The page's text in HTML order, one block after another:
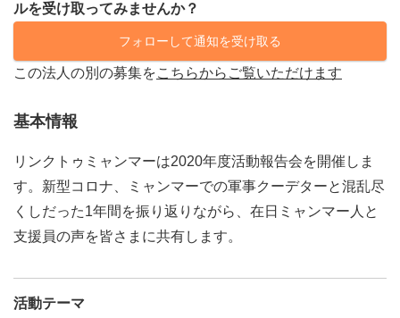
ルを受け取ってみませんか？
フォローして通知を受け取る
この法人の別の募集をこちらからご覧いただけます
基本情報
リンクトゥミャンマーは2020年度活動報告会を開催しま
す。新型コロナ、ミャンマーでの軍事クーデターと混乱尽
くしだった1年間を振り返りながら、在日ミャンマー人と
支援員の声を皆さまに共有します。
活動テーマ